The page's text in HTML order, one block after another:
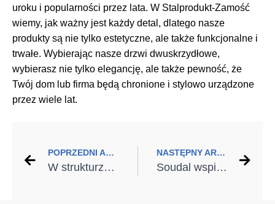
uroku i popularności przez lata. W Stalprodukt-Zamość
wiemy, jak ważny jest każdy detal, dlatego nasze
produkty są nie tylko estetyczne, ale także funkcjonalne i
trwałe. Wybierając nasze drzwi dwuskrzydłowe,
wybierasz nie tylko elegancję, ale także pewność, że
Twój dom lub firma będą chronione i stylowo urządzone
przez wiele lat.
POPRZEDNI ARTYKUŁ
W strukturze łupka i z indywidualnym nadrukiem Hörmann oferuje nowe powierzchnie bram garażowych
NASTĘPNY ARTYKUŁ
Soudal wspiera ideę „Pomaganie buduje”